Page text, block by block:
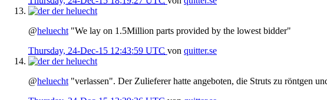
der heluecht
@heluecht "We lay on 1.5Million parts provided by the lowest bidder"
Thursday, 24-Dec-15 12:43:59 UTC von quitter.se
der heluecht
@heluecht "verlassen". Der Zulieferer hatte angeboten, die Struts zu röntgen